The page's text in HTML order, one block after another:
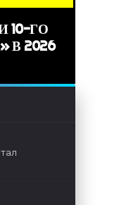
10-ГО
В 2026